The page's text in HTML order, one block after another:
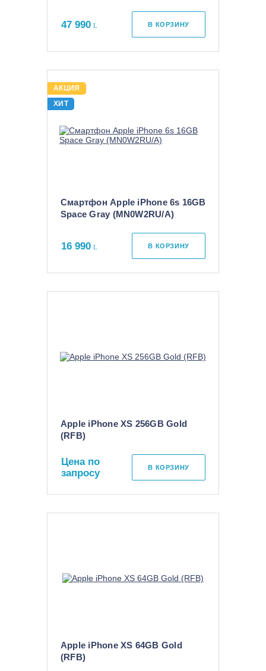
47 990 В КОРЗИНУ
АКЦИЯ
ХИТ
Смартфон Apple iPhone 6s 16GB
Space Gray (MN0W2RU/A)
16 990 В КОРЗИНУ
Apple iPhone XS 256GB Gold
(RFB)
Цена по
запросу
В КОРЗИНУ
Apple iPhone XS 64GB Gold
(RFB)